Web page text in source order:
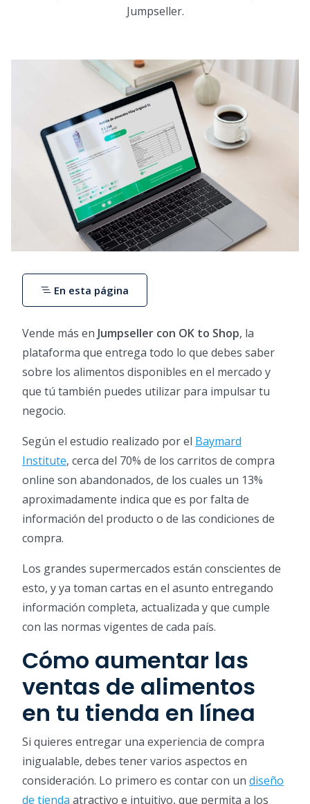
Jumpseller.
Vende más en Jumpseller con OK to Shop, la
plataforma que entrega todo lo que debes saber
sobre los alimentos disponibles en el mercado y
que tú también puedes utilizar para impulsar tu
negocio.
Según el estudio realizado por el Baymard
Institute, cerca del 70% de los carritos de compra
online son abandonados, de los cuales un 13%
aproximadamente indica que es por falta de
información del producto o de las condiciones de
compra.
Los grandes supermercados están conscientes de
esto, y ya toman cartas en el asunto entregando
información completa, actualizada y que cumple
con las normas vigentes de cada país.
Cómo aumentar las
ventas de alimentos
en tu tienda en línea
Si quieres entregar una experiencia de compra
inigualable, debes tener varios aspectos en
consideración. Lo primero es contar con un diseño
de tienda atractivo e intuitivo, que permita a los
En esta página